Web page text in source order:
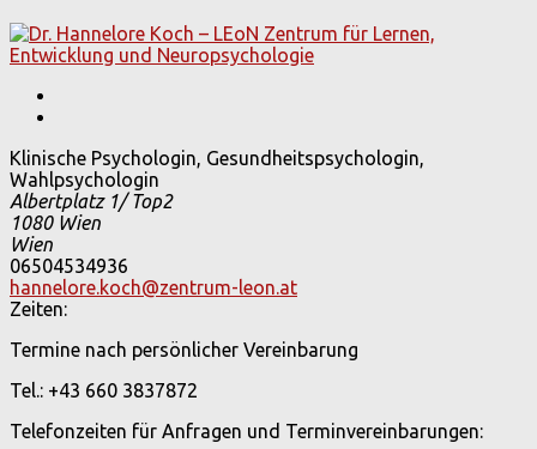
Klinische Psychologin, Gesundheitspsychologin,
Wahlpsychologin
Albertplatz 1/ Top2
1080Wien
Wien
06504534936
hannelore.koch@zentrum-leon.at
Zeiten:
Termine nach persönlicher Vereinbarung
Tel.: +43 660 3837872
Telefonzeiten für Anfragen und Terminvereinbarungen: